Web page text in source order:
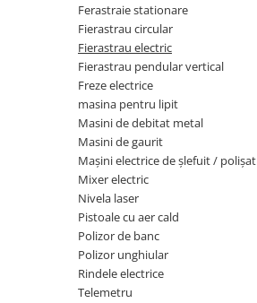
Fierăstrău de mână
Aspirator pentru frunze
Compostoare
Tocator resturi vegetale
Tavalugi manuali
Scarificatoare
Gama gazon
Tăvălugi pentru gazon
Role de irigat
Distribuitoare de nisip
Aeratoare pentru gazon
Ferastraie stationare
Fierastrau circular
Fierastrau electric
Fierastrau pendular vertical
Freze electrice
masina pentru lipit
Masini de debitat metal
Masini de gaurit
Mașini electrice de șlefuit / polișat
Mixer electric
Nivela laser
Pistoale cu aer cald
Polizor de banc
Polizor unghiular
Rindele electrice
Telemetru